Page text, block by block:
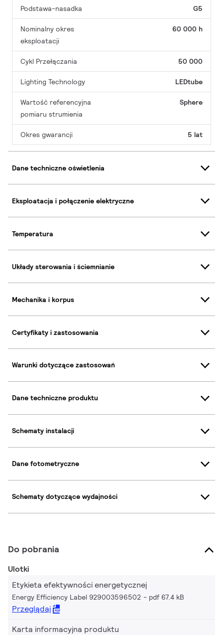
Podstawa-nasadka G5
Nominalny okres
eksploatacji
60 000 h
Cykl Przełączania 50 000
Lighting Technology LEDtube
Wartość referencyjna
pomiaru strumienia
Sphere
Okres gwarancji 5 lat
Dane techniczne oświetlenia
Eksploatacja i połączenie elektryczne
Temperatura
Układy sterowania i ściemnianie
Mechanika i korpus
Certyfikaty i zastosowania
Warunki dotyczące zastosowań
Dane techniczne produktu
Schematy instalacji
Dane fotometryczne
Schematy dotyczące wydajności
Do pobrania
Ulotki
Etykieta efektywności energetycznej
Energy Efficiency Label 929003596502 pdf 67.4 kB
Przeglądaj
Karta informacyjna produktu